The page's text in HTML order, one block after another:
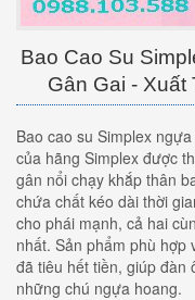
Bao Cao Su
Gân Gai -
Bao cao su Simplex
của hãng Simplex được
gân nổi chạy khắp thân
chứa chất kéo dài thời
cho phái mạnh, cả hai
nhất. Sản phẩm phù hợp
đã tiêu hết tiền, giúp đàn
những chú ngựa hoang.